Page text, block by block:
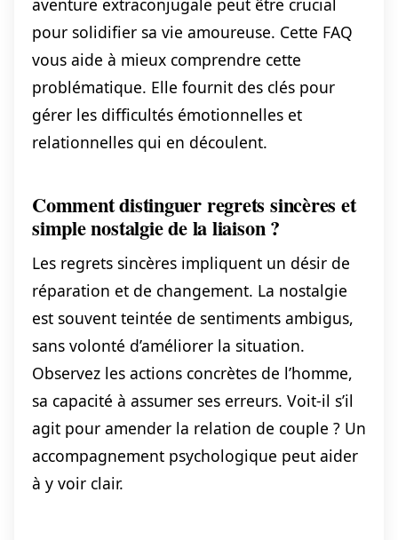
pour solidifier sa vie amoureuse. Cette FAQ
vous aide à mieux comprendre cette
problématique. Elle fournit des clés pour
gérer les difficultés émotionnelles et
relationnelles qui en découlent.
Comment distinguer regrets sincères et
simple nostalgie de la liaison ?
Les regrets sincères impliquent un désir de
réparation et de changement. La nostalgie
est souvent teintée de sentiments ambigus,
sans volonté d’améliorer la situation.
Observez les actions concrètes de l’homme,
sa capacité à assumer ses erreurs. Voit-il s’il
agit pour amender la relation de couple ? Un
accompagnement psychologique peut aider
à y voir clair.